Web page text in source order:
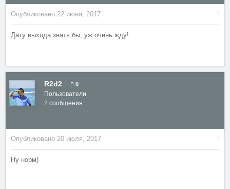
Опубликовано 22 июня, 2017
Дату выхода знать бы, уж очень жду!
R2d2 0
Пользователи
2 сообщения
Опубликовано 20 июля, 2017
Ну норм)